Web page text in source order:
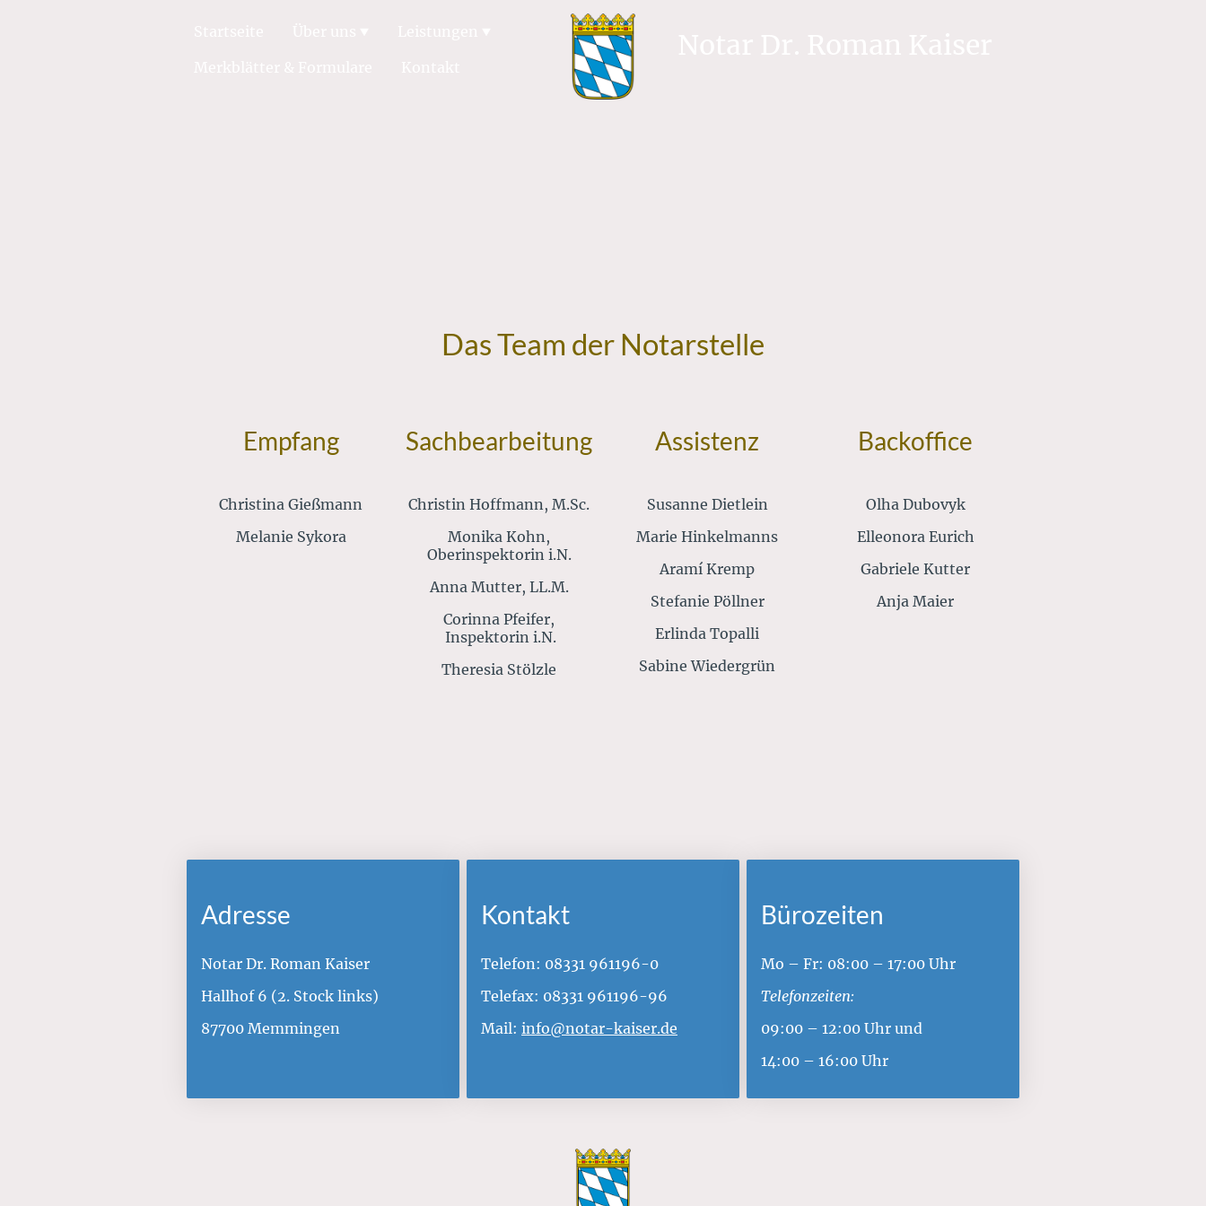
Das Team der Notarstelle
Empfang
Christina Gießmann
Melanie Sykora
Sachbearbeitung
Christin Hoffmann, M.Sc.
Monika Kohn,
Oberinspektorin i.N.
Anna Mutter, LL.M.
Corinna Pfeifer,
Inspektorin i.N.
Theresia Stölzle
Assistenz
Susanne Dietlein
Marie Hinkelmanns
Aramí Kremp
Stefanie Pöllner
Erlinda Topalli
Sabine Wiedergrün
Backoffice
Olha Dubovyk
Elleonora Eurich
Gabriele Kutter
Anja Maier
Adresse
Notar Dr. Roman Kaiser
Hallhof 6 (2. Stock links)
87700 Memmingen
Kontakt
Telefon: 08331 961196-0
Telefax: 08331 961196-96
Mail: info@notar-kaiser.de
Bürozeiten
Mo – Fr: 08:00 – 17:00 Uhr
Telefonzeiten:
09:00 – 12:00 Uhr und
14:00 – 16:00 Uhr